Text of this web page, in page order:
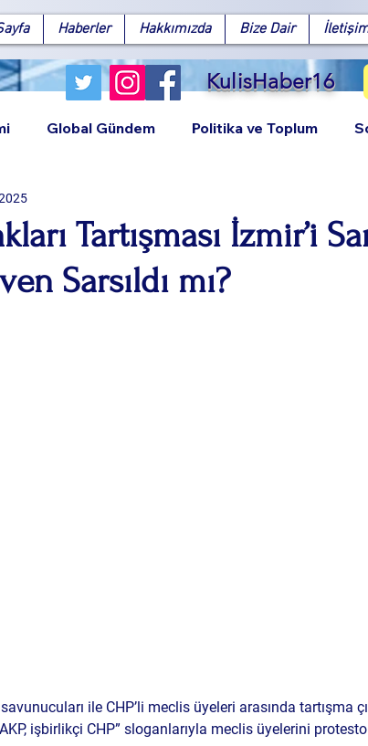
Haberler Hakkımızda Bize Dair
KulisHaber16
FacebookX (Twitter)
Global Gündem Politika ve Toplum
Tartışması İzmir’i
Sarsıldı mı?
ile CHP’li meclis üyeleri arasında tartışma
işbirlikçi CHP” sloganlarıyla meclis üyelerini